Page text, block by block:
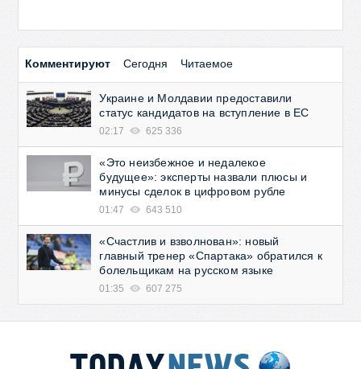
Комментируют Сегодня Читаемое
Украине и Молдавии предоставили
статус кандидатов на вступление в ЕС
02:17 625 336
«Это неизбежное и недалекое
будущее»: эксперты назвали плюсы и
минусы сделок в цифровом рубле
01:47 643 510
«Счастлив и взволнован»: новый
главный тренер «Спартака» обратился к
болельщикам на русском языке
01:35 607 275